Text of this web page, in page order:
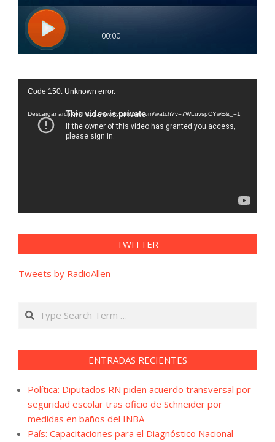
Reproductor
vídeo
Code 150: Unknown error.
Descargar archivo: https://www.youtube.com/watch?v=7WLuvspCYwE&_=1
TWITTER
Tweets by RadioAllen
Search
ENTRADAS RECIENTES
Política: Diputados RN piden acuerdo transversal por
seguridad escolar tras oficio de Schneider por
medidas en baños del INBA
País: Capacitaciones para el Diagnóstico Nacional